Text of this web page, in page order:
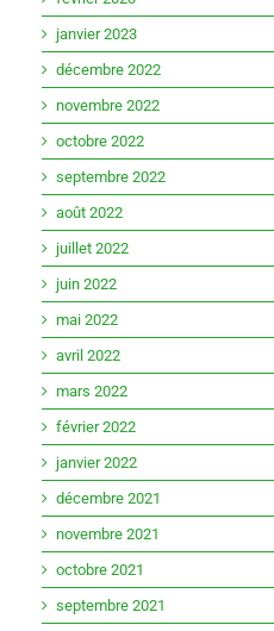
janvier 2023
décembre 2022
novembre 2022
octobre 2022
septembre 2022
août 2022
juillet 2022
juin 2022
mai 2022
avril 2022
mars 2022
février 2022
janvier 2022
décembre 2021
novembre 2021
octobre 2021
septembre 2021